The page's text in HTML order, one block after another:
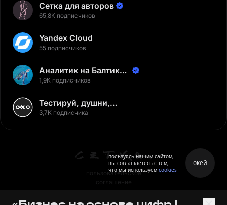
Сетка для авторов
65,8K подписчиков
Yandex Cloud
55 подписчиков
Аналитик на Балтике |
Неверов Станислав
1,9K подписчиков
Тестируй, душни,
наслаждайся
3,7K подписчика
пользовательское
соглашение
пользуясь нашим сайтом,
вы соглашаетесь с тем,
что мы используем cookies
окей